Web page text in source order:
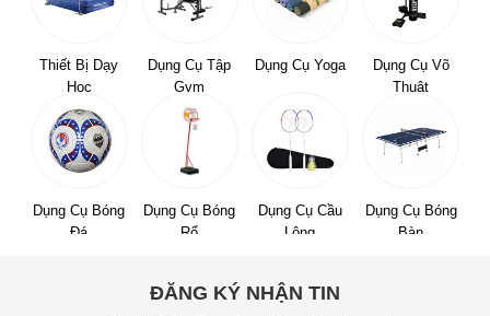
Thiết Bị Dạy
Học
Dụng Cụ Tập
Gym
Dụng Cụ Yoga
Dụng Cụ Võ
Thuật
Dụng Cụ Bóng
Đá
Dụng Cụ Bóng
Rổ
Dụng Cụ Cầu
Lông
Dụng Cụ Bóng
Bàn
ĐĂNG KÝ NHẬN TIN